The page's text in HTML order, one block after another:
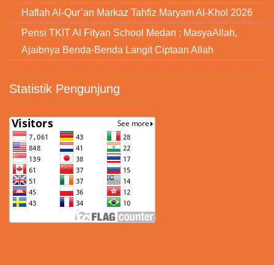
Haflah Al-Qur’an Markaz Tahfiz Maryam Al-Khol 2026
Pensi TKIT Al Fityan School Medan : MasyaAllah,
Ajaibnya Benda-Benda Langit Ciptaan Allah
Statistik Pengunjung